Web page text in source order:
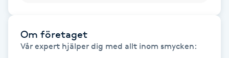
G
Gel naglar
Om företaget
Vår expert hjälper dig med allt inom smycken: